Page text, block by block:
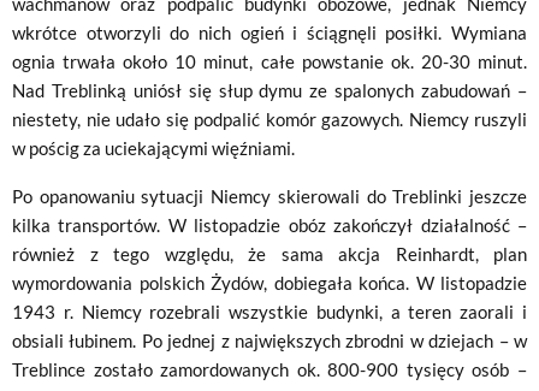
wkrótce otworzyli do nich ogień i ściągnęli posiłki. Wymiana
ognia trwała około 10 minut, całe powstanie ok. 20-30 minut.
Nad Treblinką uniósł się słup dymu ze spalonych zabudowań –
niestety, nie udało się podpalić komór gazowych. Niemcy ruszyli
w pościg za uciekającymi więźniami.
Po opanowaniu sytuacji Niemcy skierowali do Treblinki jeszcze
kilka transportów. W listopadzie obóz zakończył działalność –
również z tego względu, że sama akcja Reinhardt, plan
wymordowania polskich Żydów, dobiegała końca. W listopadzie
1943 r. Niemcy rozebrali wszystkie budynki, a teren zaorali i
obsiali łubinem. Po jednej z największych zbrodni w dziejach – w
Treblince zostało zamordowanych ok. 800-900 tysięcy osób –